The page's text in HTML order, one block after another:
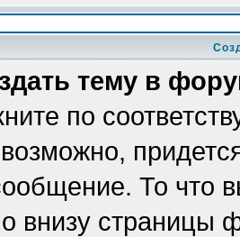
тему в
по
То что
внизу страницы